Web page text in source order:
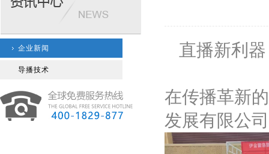
企业新闻
导播技术
直播新利
在传播革新
发展有限公